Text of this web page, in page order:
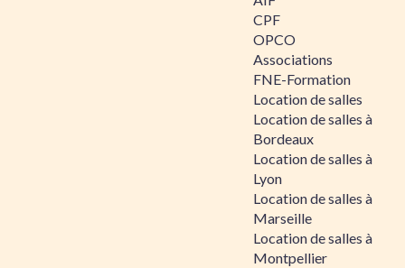
CPF
OPCO
Associations
FNE-Formation
Location de salles
Location de salles à
Bordeaux
Location de salles à
Lyon
Location de salles à
Marseille
Location de salles à
Montpellier